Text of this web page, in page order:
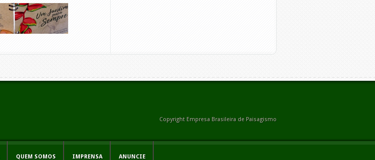
Copyright Empresa Brasileira de Paisagismo
QUEM SOMOS IMPRENSA ANUNCIE